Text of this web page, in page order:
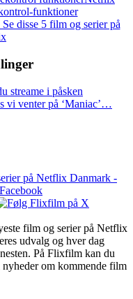
funktioner
disse 5 film og serier på
streame i påsken
vi venter på ‘Maniac’…
på Netflix Danmark -
film og serier på Netflix
udvalg og hver dag
På Flixfilm kan du
nyheder om kommende film